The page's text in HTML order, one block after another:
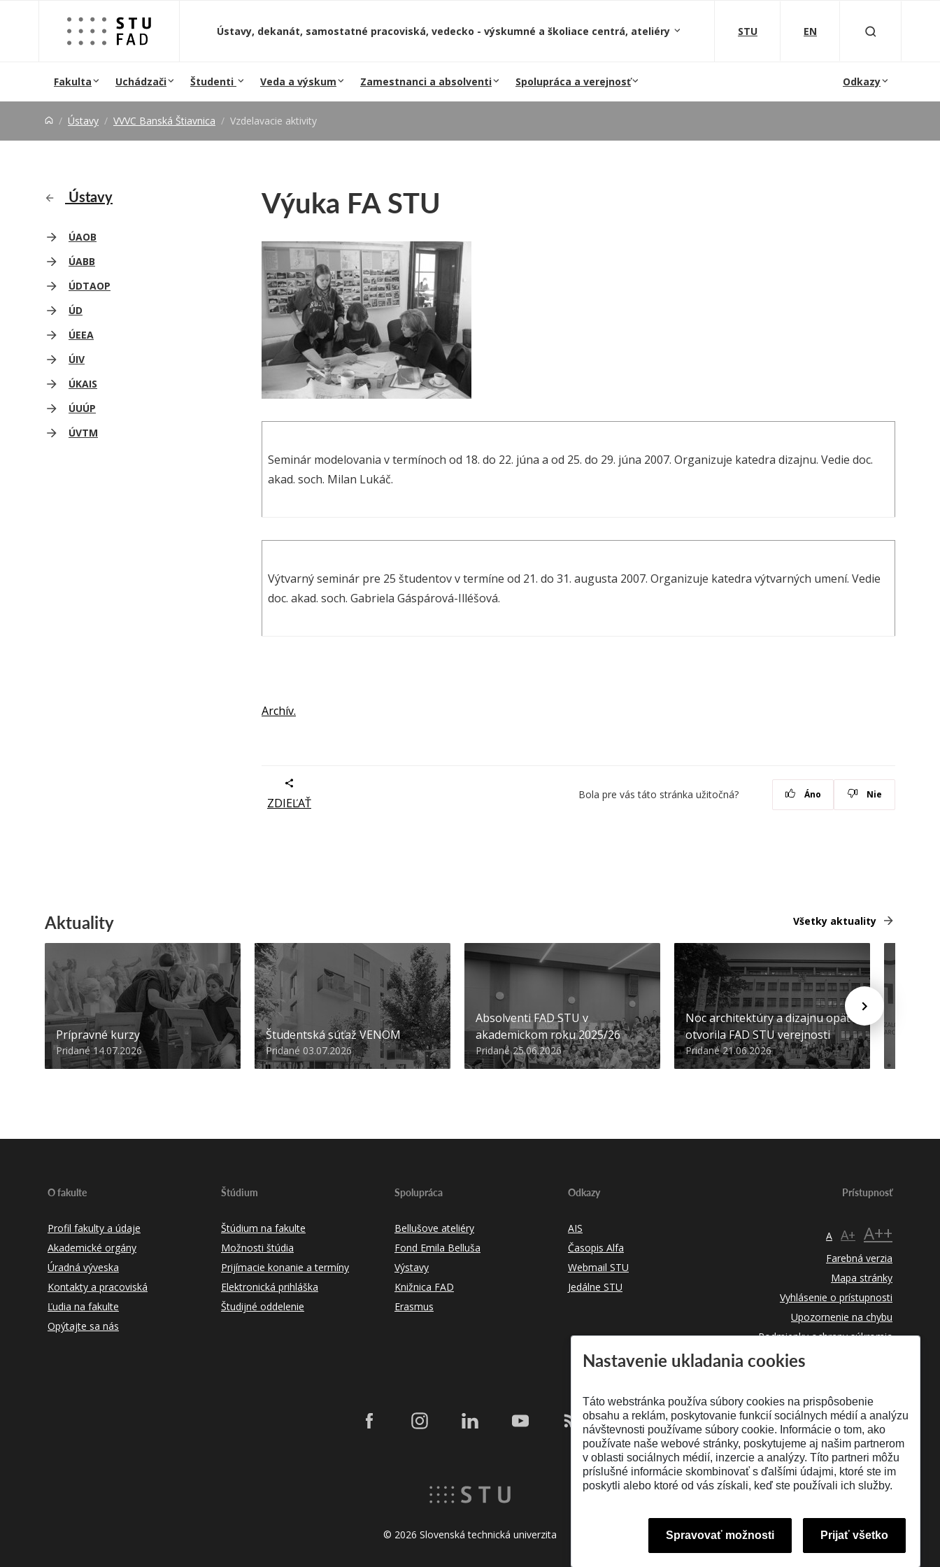
Prejsť na obsah
Ústavy, dekanát, samostatné pracoviská, vedecko - výskumné a školiace centrá, ateliéry STU EN
Fakulta Uchádzači Študenti Veda a výskum Zamestnanci a absolventi Spolupráca a verejnosť Odkazy
Ústavy VVVC Banská Štiavnica Vzdelavacie aktivity
Ústavy
ÚAOB
ÚABB
ÚDTAOP
ÚD
ÚEEA
ÚIV
ÚKAIS
ÚUÚP
ÚVTM
Výuka FA STU
Seminár modelovania v termínoch od 18. do 22. júna a od 25. do 29. júna 2007. Organizuje katedra dizajnu. Vedie doc.
akad. soch. Milan Lukáč.
Výtvarný seminár pre 25 študentov v termíne od 21. do 31. augusta 2007. Organizuje katedra výtvarných umení. Vedie
doc. akad. soch. Gabriela Gáspárová-Illéšová.
Archív.
ZDIEĽAŤ
Bola pre vás táto stránka užitočná? Áno Nie
Aktuality Všetky aktuality
Prípravné kurzy
Pridané 14.07.2026
Študentská súťaž VENOM
Pridané 03.07.2026
Absolventi FAD STU v
akademickom roku 2025/26
Pridané 25.06.2026
Noc architektúry a dizajnu opäť
otvorila FAD STU verejnosti
Pridané 21.06.2026
O fakulte
Profil fakulty a údaje
Akademické orgány
Úradná výveska
Kontakty a pracoviská
Ľudia na fakulte
Opýtajte sa nás
Štúdium
Štúdium na fakulte
Možnosti štúdia
Prijímacie konanie a termíny
Elektronická prihláška
Študijné oddelenie
Spolupráca
Bellušove ateliéry
Fond Emila Belluša
Výstavy
Knižnica FAD
Erasmus
Odkazy
AIS
Časopis Alfa
Webmail STU
Jedálne STU
Prístupnosť
A A+ A++
Farebná verzia
Mapa stránky
Vyhlásenie o prístupnosti
Upozornenie na chybu
Podmienky ochrany súkromia
© 2026 Slovenská technická univerzita
Nastavenie ukladania cookies
Táto webstránka používa súbory cookies na prispôsobenie
obsahu a reklám, poskytovanie funkcií sociálnych médií a analýzu
návštevnosti používame súbory cookie. Informácie o tom, ako
používate naše webové stránky, poskytujeme aj našim partnerom
v oblasti sociálnych médií, inzercie a analýzy. Títo partneri môžu
príslušné informácie skombinovať s ďalšími údajmi, ktoré ste im
poskytli alebo ktoré od vás získali, keď ste používali ich služby.
Spravovať možnosti Prijať všetko